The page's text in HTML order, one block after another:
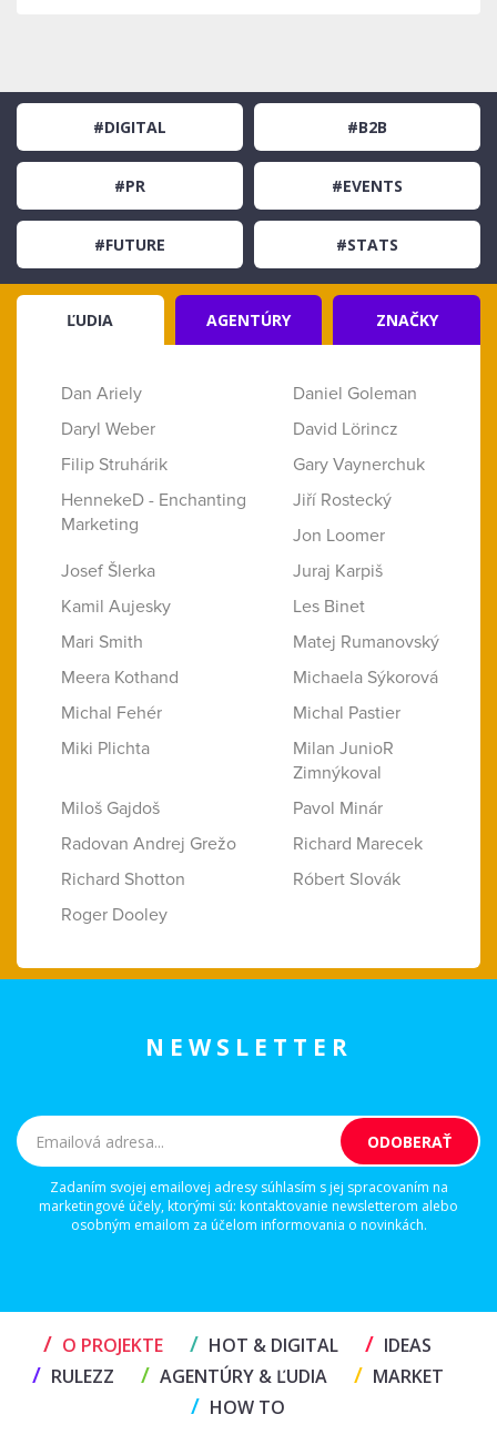
#DIGITAL #B2B
#PR #EVENTS
#FUTURE #STATS
ĽUDIA AGENTÚRY ZNAČKY
Dan Ariely
Daniel Goleman
Daryl Weber
David Lörincz
Filip Struhárik
Gary Vaynerchuk
HennekeD - Enchanting
Marketing
Jiří Rostecký
Jon Loomer
Josef Šlerka
Juraj Karpiš
Kamil Aujesky
Les Binet
Mari Smith
Matej Rumanovský
Meera Kothand
Michaela Sýkorová
Michal Fehér
Michal Pastier
Miki Plichta
Milan JunioR
Zimnýkoval
Miloš Gajdoš
Pavol Minár
Radovan Andrej Grežo
Richard Marecek
Richard Shotton
Róbert Slovák
Roger Dooley
NEWSLETTER
Zadaním svojej emailovej adresy súhlasím s jej spracovaním na
marketingové účely, ktorými sú: kontaktovanie newsletterom alebo
osobným emailom za účelom informovania o novinkách.
/ O PROJEKTE / HOT & DIGITAL / IDEAS
/ RULEZZ / AGENTÚRY & ĽUDIA / MARKET
/ HOW TO